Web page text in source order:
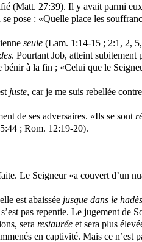
(Matt. 27:39). Il y avait parmi
pose : «Quelle place les
seule(Lam. 1:14-15 ; 2:1, 2,
. Pourtant Job, atteint subitement
à la fin ; «Celui que le
juste, car je me suis rebellée
de ses adversaires. «Ils se sont
; Rom. 12:19-20).
Le Seigneur «a couvert d’un
est abaissée jusque dans le hadès
pas repentie. Le jugement de
sera restauréeet sera plus
en captivité. Mais ce n’est